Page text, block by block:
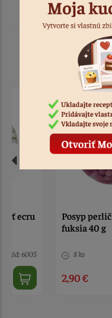
Posyp perličky
fuksia 40 g
8 ks
2,90 €